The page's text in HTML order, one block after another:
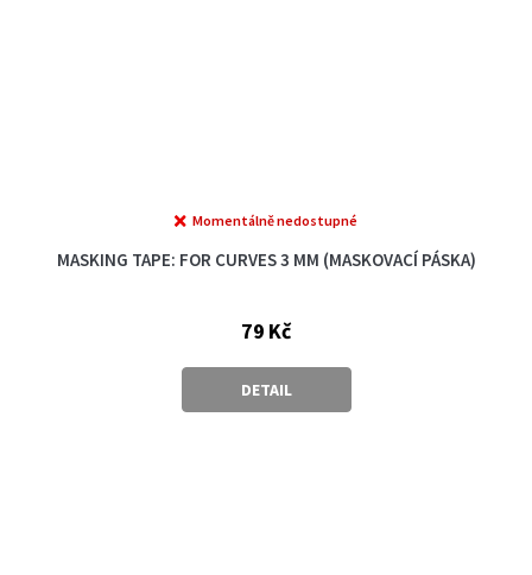
MASKING TAPE: FOR CURVES 3 MM (MASKOVACÍ PÁSKA)
Momentálně nedostupné
79 Kč
DETAIL